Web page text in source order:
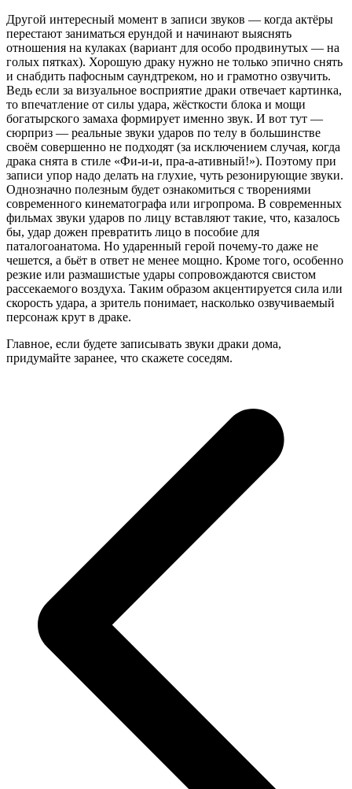
Другой интересный момент в записи звуков — когда актёры
перестают заниматься ерундой и начинают выяснять
отношения на кулаках (вариант для особо продвинутых — на
голых пятках). Хорошую драку нужно не только эпично снять
и снабдить пафосным саундтреком, но и грамотно озвучить.
Ведь если за визуальное восприятие драки отвечает картинка,
то впечатление от силы удара, жёсткости блока и мощи
богатырского замаха формирует именно звук. И вот тут —
сюрприз — реальные звуки ударов по телу в большинстве
своём совершенно не подходят (за исключением случая, когда
драка снята в стиле «Фи-и-и, пра-а-ативный!»). Поэтому при
записи упор надо делать на глухие, чуть резонирующие звуки.
Однозначно полезным будет ознакомиться с творениями
современного кинематографа или игропрома. В современных
фильмах звуки ударов по лицу вставляют такие, что, казалось
бы, удар дожен превратить лицо в пособие для
паталогоанатома. Но ударенный герой почему-то даже не
чешется, а бьёт в ответ не менее мощно. Кроме того, особенно
резкие или размашистые удары сопровождаются свистом
рассекаемого воздуха. Таким образом акцентируется сила или
скорость удара, а зритель понимает, насколько озвучиваемый
персонаж крут в драке.
Главное, если будете записывать звуки драки дома,
придумайте заранее, что скажете соседям.